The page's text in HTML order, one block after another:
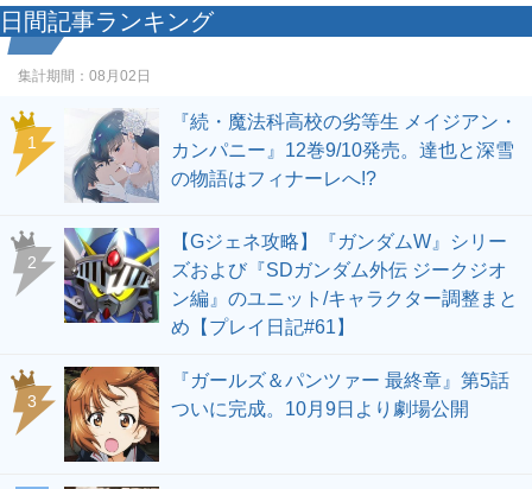
日間記事ランキング
集計期間： 08月02日
1
『続・魔法科高校の劣等生 メイジアン・
カンパニー』12巻9/10発売。達也と深雪
の物語はフィナーレへ!?
2
【Gジェネ攻略】『ガンダムW』シリー
ズおよび『SDガンダム外伝 ジークジオ
ン編』のユニット/キャラクター調整まと
め【プレイ日記#61】
3
『ガールズ＆パンツァー 最終章』第5話
ついに完成。10月9日より劇場公開